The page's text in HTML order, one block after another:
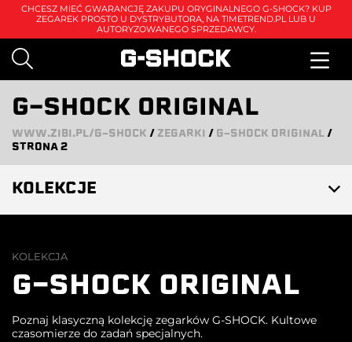
CHCESZ MIEĆ GWARANCJĘ ZAKUPU ORYGINALNEGO G-SHOCK? KUP
ZEGAREK PROSTO U DYSTRYBUTORA, NA TIMETREND.PL LUB U
AUTORYZOWANEGO SPRZEDAWCY.
G-SHOCK ORIGINAL
WWW.ZIBI.PL/G-SHOCK / ZEGARKI / G-SHOCK ORIGINAL/
STRONA 2
KOLEKCJE
KOLEKCJA
G-SHOCK ORIGINAL
Poznaj klasyczną kolekcję zegarków G-SHOCK. Kultowe
czasomierze do zadań specjalnych.